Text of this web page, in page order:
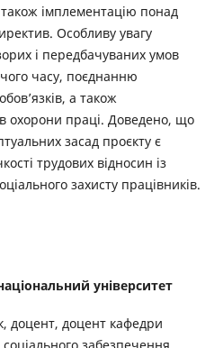
також імплементацію понад
Особливу увагу
і передбачуваних умов
часу, поєднанню
а також
охорони праці. Доведено, що
засад проєкту є
трудових відносин із
захисту працівників.
університет
доцент, доцент кафедри